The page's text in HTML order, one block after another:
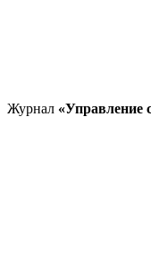
Журнал «Управление